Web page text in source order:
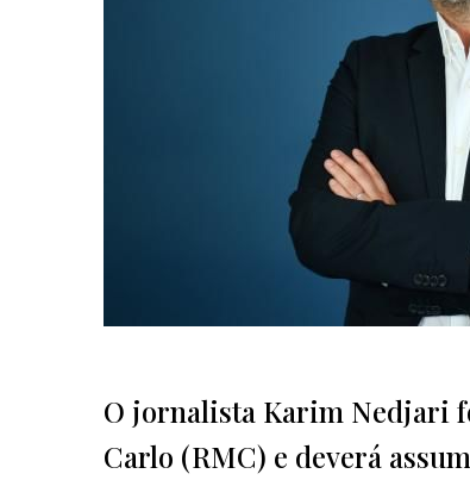
O jornalista Karim Nedjari
Carlo (RMC) e deverá